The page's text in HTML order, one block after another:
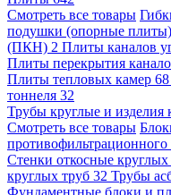
Смотреть все товары
подушки (опорные плиты)
(ПКН) 2 Плиты каналов
Плиты перекрытия
Плиты тепловых камер 68
тоннеля 32
Трубы круглые и изделия
Смотреть все товары
противофильтрационного
Стенки откосные круглых
круглых труб 32 Трубы